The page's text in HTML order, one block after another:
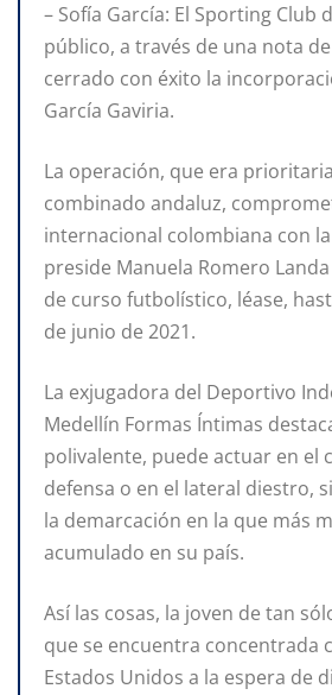
– Sofía García: El Sporting Club
público, a través de una nota
cerrado con éxito la
García Gaviria.
La operación, que era
combinado andaluz,
internacional colombiana con
preside Manuela Romero
de curso futbolístico, léase,
de junio de 2021.
La exjugadora del Deportivo
Medellín Formas Íntimas
polivalente, puede actuar en el
defensa o en el lateral diestro,
la demarcación en la que más
acumulado en su país.
Así las cosas, la joven de tan
que se encuentra concentrada
Estados Unidos a la espera de